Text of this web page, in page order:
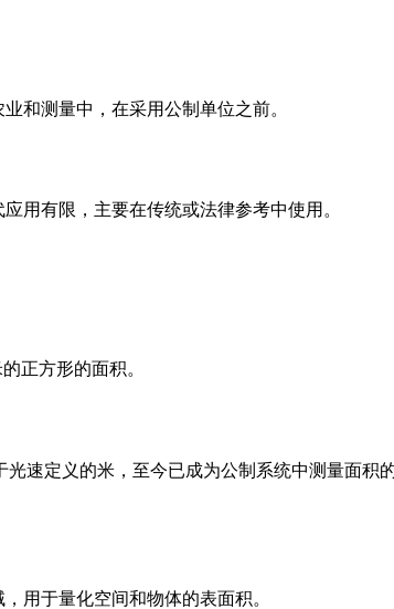
和测量中，在采用公制单位之前。
用有限，主要在传统或法律参考中使用。
正方形的面积。
速定义的米，至今已成为公制系统中测量面积
用于量化空间和物体的表面积。